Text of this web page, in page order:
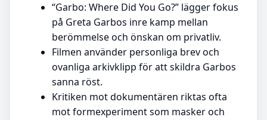
“Garbo: Where Did You Go?” lägger fokus
på Greta Garbos inre kamp mellan
berömmelse och önskan om privatliv.
Filmen använder personliga brev och
ovanliga arkivklipp för att skildra Garbos
sanna röst.
Kritiken mot dokumentären riktas ofta
mot formexperiment som masker och